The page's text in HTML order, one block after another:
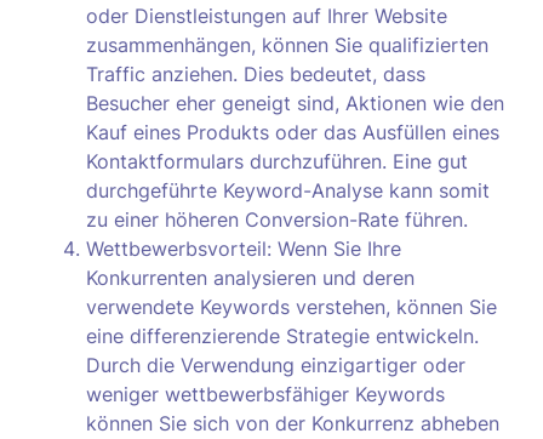
oder Dienstleistungen auf Ihrer Website
zusammenhängen, können Sie qualifizierten
Traffic anziehen. Dies bedeutet, dass
Besucher eher geneigt sind, Aktionen wie den
Kauf eines Produkts oder das Ausfüllen eines
Kontaktformulars durchzuführen. Eine gut
durchgeführte Keyword-Analyse kann somit
zu einer höheren Conversion-Rate führen.
Wettbewerbsvorteil: Wenn Sie Ihre
Konkurrenten analysieren und deren
verwendete Keywords verstehen, können Sie
eine differenzierende Strategie entwickeln.
Durch die Verwendung einzigartiger oder
weniger wettbewerbsfähiger Keywords
können Sie sich von der Konkurrenz abheben